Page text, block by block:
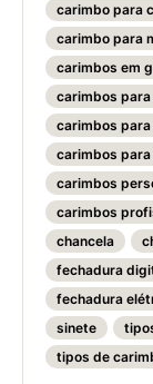
carimbo para
carimbo para
carimbos em
carimbos
carimbos
carimbos
carimbos
carimbos
chancela
fechadura
fechadura
sinete
tipos de